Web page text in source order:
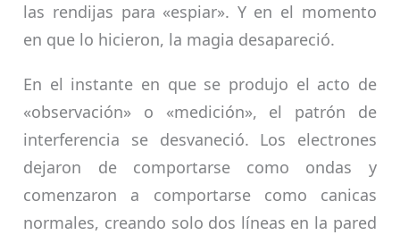
las rendijas para «espiar». Y en el momento
en que lo hicieron, la magia desapareció.
En el instante en que se produjo el acto de
«observación» o «medición», el patrón de
interferencia se desvaneció. Los electrones
dejaron de comportarse como ondas y
comenzaron a comportarse como canicas
normales, creando solo dos líneas en la pared